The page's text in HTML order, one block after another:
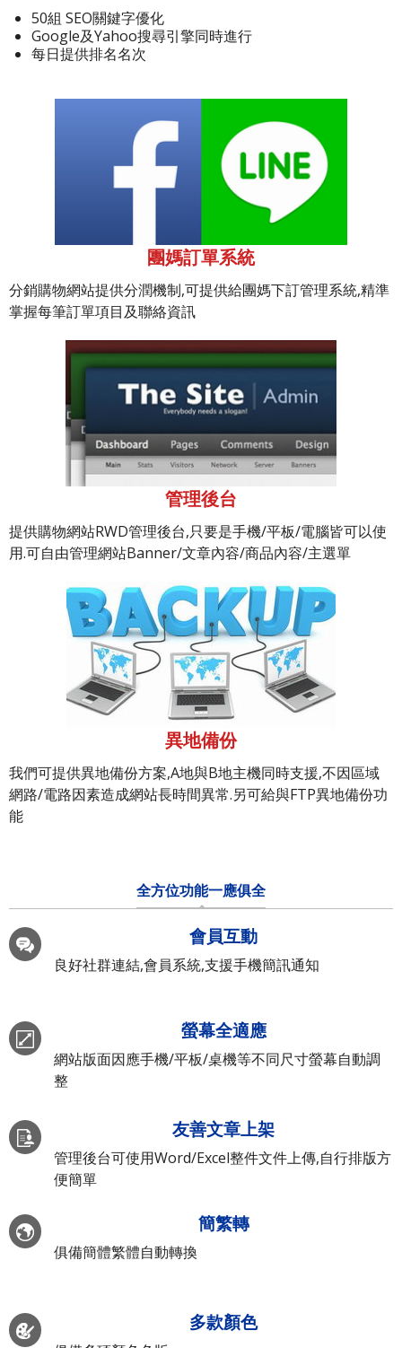
50組 SEO關鍵字優化
Google及Yahoo搜尋引擎同時進行
每日提供排名名次
團媽訂單系統
分銷購物網站提供分潤機制,可提供給團媽下訂管理系統,精準
掌握每筆訂單項目及聯絡資訊
管理後台
提供購物網站RWD管理後台,只要是手機/平板/電腦皆可以使
用.可自由管理網站Banner/文章內容/商品內容/主選單
異地備份
我們可提供異地備份方案,A地與B地主機同時支援,不因區域
網路/電路因素造成網站長時間異常.另可給與FTP異地備份功
能
全方位功能一應俱全
會員互動
良好社群連結,會員系統,支援手機簡訊通知
螢幕全適應
網站版面因應手機/平板/桌機等不同尺寸螢幕自動調
整
友善文章上架
管理後台可使用Word/Excel整件文件上傳,自行排版方
便簡單
簡繁轉
俱備簡體繁體自動轉換
多款顏色